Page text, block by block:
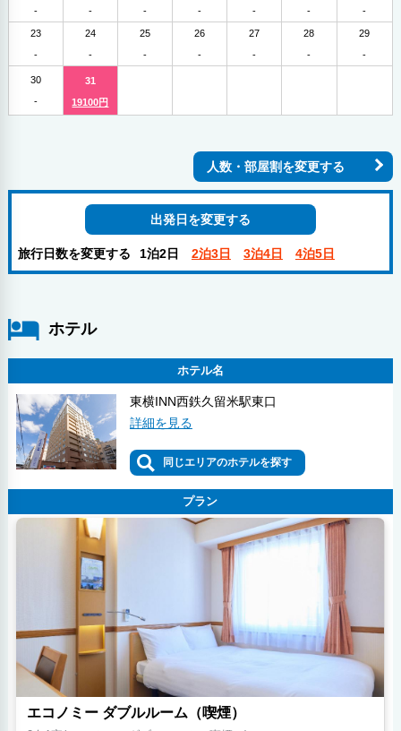
-
-
-
-
-
-
-
23
-
24
-
25
-
26
-
27
-
28
-
29
-
30
-
31
19100円
人数・部屋割を変更する
出発日を変更する
旅行日数を変更する 1泊2日 2泊3日 3泊4日 4泊5日
ホテル
ホテル名
東横INN西鉄久留米駅東口
詳細を見る
同じエリアのホテルを探す
プラン
エコノミー ダブルルーム（喫煙）